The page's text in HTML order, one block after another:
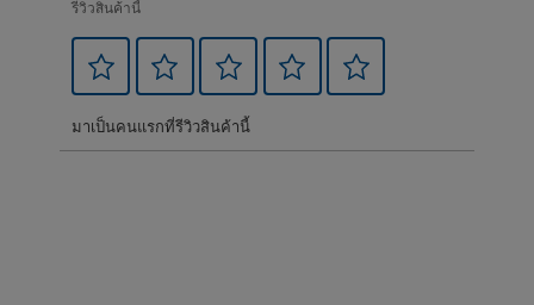
รีวิวสินค้านี้
มาเป็นคนแรกที่รีวิวสินค้านี้